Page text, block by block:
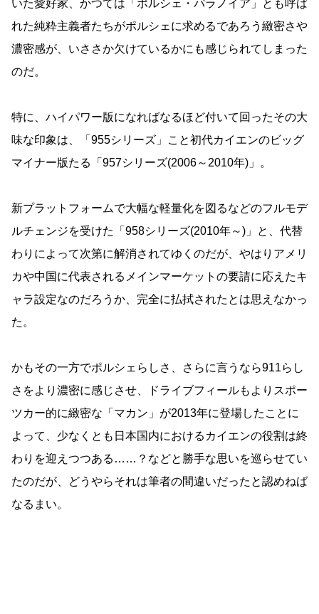
いた愛好家、かつては「ポルシェ・パラノイア」とも呼ば
れた純粋主義者たちがポルシェに求めるであろう緻密さや
濃密感が、いささか欠けているかにも感じられてしまった
のだ。
特に、ハイパワー版になればなるほど付いて回ったその大
味な印象は、「955シリーズ」こと初代カイエンのビッグ
マイナー版たる「957シリーズ(2006～2010年)」。
新プラットフォームで大幅な軽量化を図るなどのフルモデ
ルチェンジを受けた「958シリーズ(2010年～)」と、代替
わりによって次第に解消されてゆくのだが、やはりアメリ
カや中国に代表されるメインマーケットの要請に応えたキ
ャラ設定なのだろうか、完全に払拭されたとは思えなかっ
た。
かもその一方でポルシェらしさ、さらに言うなら911らし
さをより濃密に感じさせ、ドライブフィールもよりスポー
ツカー的に緻密な「マカン」が2013年に登場したことに
よって、少なくとも日本国内におけるカイエンの役割は終
わりを迎えつつある……？などと勝手な思いを巡らせてい
たのだが、どうやらそれは筆者の間違いだったと認めねば
なるまい。